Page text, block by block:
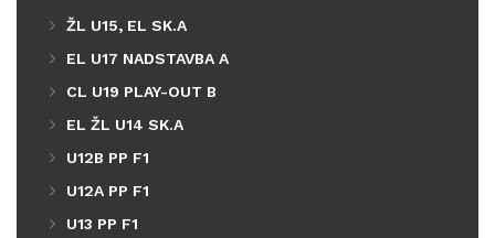
ŽL U15, EL SK.A
EL U17 NADSTAVBA A
CL U19 PLAY-OUT B
EL ŽL U14 SK.A
U12B PP F1
U12A PP F1
U13 PP F1